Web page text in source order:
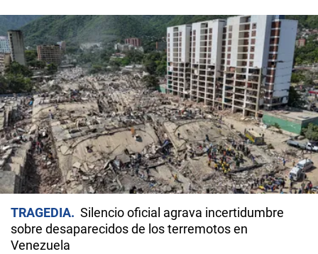
TRAGEDIA
Silencio oficial agrava incertidumbre
sobre desaparecidos de los terremotos en
Venezuela